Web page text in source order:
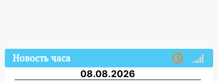
Новость часа
08.08.2026